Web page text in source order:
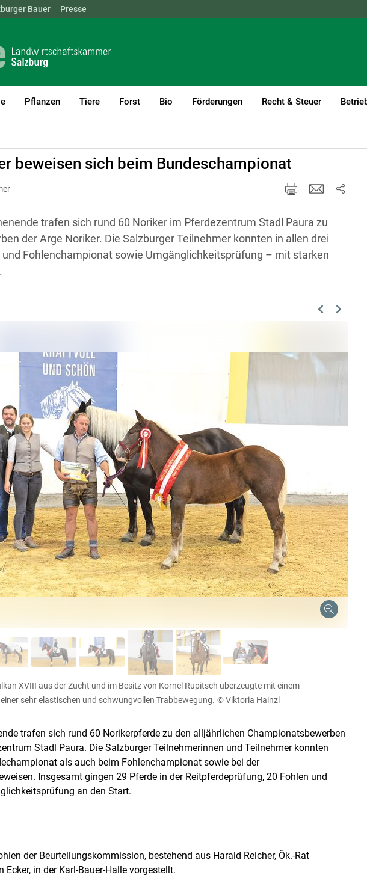
Skip to main content
BGLD KTN
Bauer Presse
Pflanzen Tiere Forst Bio Förderungen Recht & Steuer
beweisen sich beim Bundeschampionat
trafen sich rund 60 Noriker im Pferdezentrum Stadl Paura zu
der Arge Noriker. Die Salzburger Teilnehmer konnten in allen drei
Fohlenchampionat sowie Umgänglichkeitsprüfung – mit starken
Previous
Next
XVIII aus der Zucht und im Besitz von Kornel Rupitsch überzeugte mit einem
sehr elastischen und schwungvollen Trabbewegung. © Viktoria Hainzl
trafen sich rund 60 Norikerpferde zu den alljährlichen Championatsbewerben
Stadl Paura. Die Salzburger Teilnehmerinnen und Teilnehmer konnten
als auch beim Fohlenchampionat sowie bei der
Insgesamt gingen 29 Pferde in der Reitpferdeprüfung, 20 Fohlen und
an den Start.
der Beurteilungskommission, bestehend aus Harald Reicher, Ök.-Rat
in der Karl-Bauer-Halle vorgestellt.